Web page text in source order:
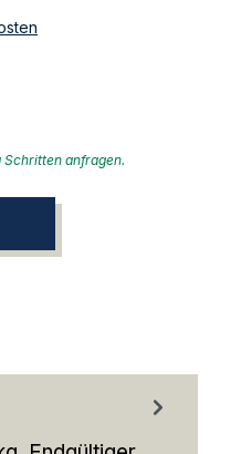
Schritten anfragen.